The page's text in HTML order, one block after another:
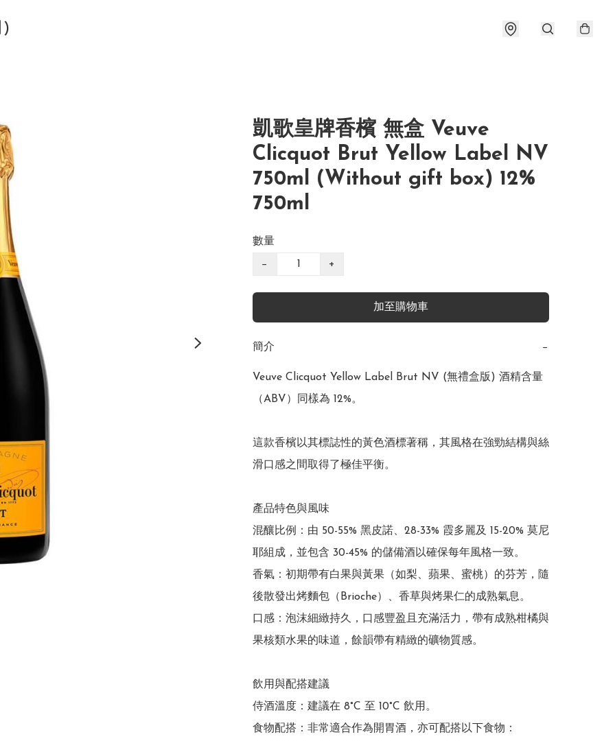
)
凱歌皇牌香檳 無盒 Veuve
Clicquot Brut Yellow Label NV
750ml (Without gift box) 12%
750ml
數量
− +
加至購物車
簡介 −
Veuve Clicquot Yellow Label Brut NV (無禮盒版) 酒精含量
（ABV）同樣為 12%。
這款香檳以其標誌性的黃色酒標著稱，其風格在強勁結構與絲
滑口感之間取得了極佳平衡。
產品特色與風味
混釀比例：由 50-55% 黑皮諾、28-33% 霞多麗及 15-20% 莫尼
耶組成，並包含 30-45% 的儲備酒以確保每年風格一致。
香氣：初期帶有白果與黃果（如梨、蘋果、蜜桃）的芬芳，隨
後散發出烤麵包（Brioche）、香草與烤果仁的成熟氣息。
口感：泡沫細緻持久，口感豐盈且充滿活力，帶有成熟柑橘與
果核類水果的味道，餘韻帶有精緻的礦物質感。
飲用與配搭建議
侍酒溫度：建議在 8°C 至 10°C 飲用。
食物配搭：非常適合作為開胃酒，亦可配搭以下食物：